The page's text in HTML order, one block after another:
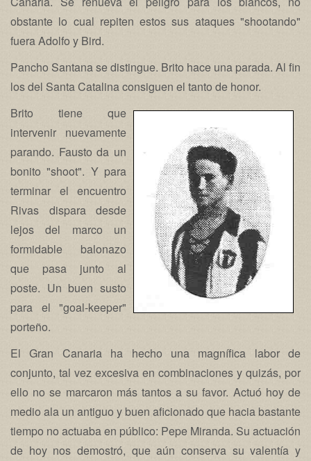
obstante lo cual repiten estos sus ataques "shootando"
fuera Adolfo y Bird.
Pancho Santana se distingue. Brito hace una parada. Al fin
los del Santa Catalina consiguen el tanto de honor.
Brito tiene que
intervenir nuevamente
parando. Fausto da un
bonito "shoot". Y para
terminar el encuentro
Rivas dispara desde
lejos del marco un
formidable balonazo
que pasa junto al
poste. Un buen susto
para el "goal-keeper"
porteño.
El Gran Canaria ha hecho una magnífica labor de
conjunto, tal vez excesiva en combinaciones y quizás, por
ello no se marcaron más tantos a su favor. Actuó hoy de
medio ala un antiguo y buen aficionado que hacia bastante
tiempo no actuaba en público: Pepe Miranda. Su actuación
de hoy nos demostró, que aún conserva su valentía y